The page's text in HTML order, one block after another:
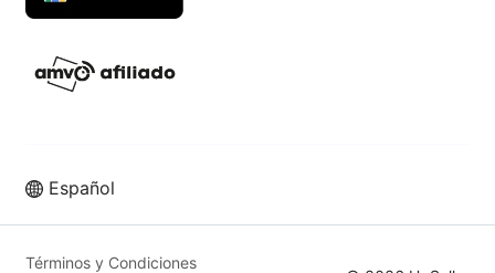
Vende más en los mejores
Español
Términos y Condiciones